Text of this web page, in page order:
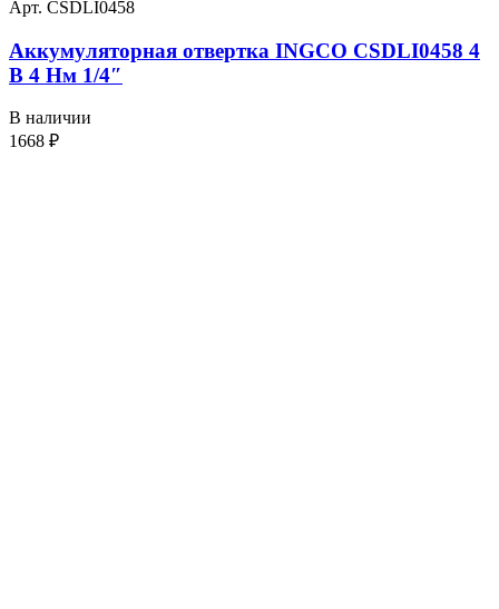
Арт. CSDLI0458
Аккумуляторная отвертка INGCO CSDLI0458 4
В 4 Нм 1/4″
В наличии
1668 ₽